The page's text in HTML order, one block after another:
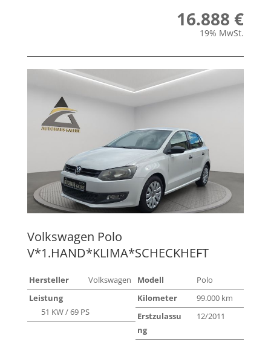
16.888 €
19% MwSt.
Volkswagen Polo
V*1.HAND*KLIMA*SCHECKHEFT
Hersteller Volkswagen Modell
Polo
Leistung
51 KW / 69 PS
Kilometer
99.000 km
Erstzulassu
ng
12/2011